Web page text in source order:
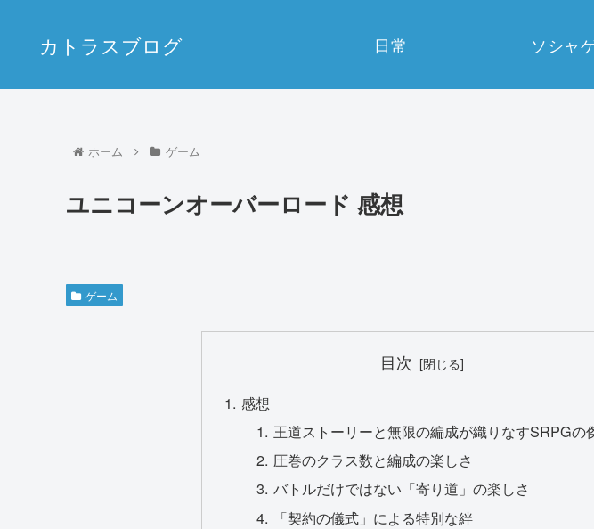
カトラスブログ 日常 ソシャ
ホーム ゲーム
ユニコーンオーバーロード 感想
ゲーム
目次
感想
王道ストーリーと無限の編成が織りなすSRPGの
圧巻のクラス数と編成の楽しさ
バトルだけではない「寄り道」の楽しさ
「契約の儀式」による特別な絆